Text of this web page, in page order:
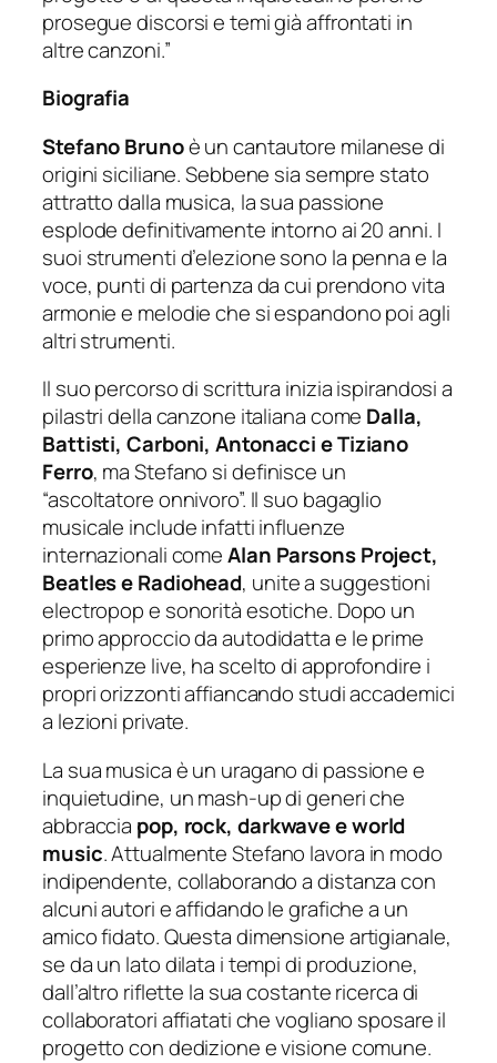
prosegue discorsi e temi già affrontati in
altre canzoni.”
Biografia
Stefano Brunoè un cantautore milanese di
origini siciliane. Sebbene sia sempre stato
attratto dalla musica, la sua passione
esplode definitivamente intorno ai 20 anni. I
suoi strumenti d’elezione sono la penna e la
voce, punti di partenza da cui prendono vita
armonie e melodie che si espandono poi agli
altri strumenti.
Il suo percorso di scrittura inizia ispirandosi a
pilastri della canzone italiana come Dalla,
Battisti, Carboni, Antonacci e Tiziano
Ferro, ma Stefano si definisce un
“ascoltatore onnivoro”. Il suo bagaglio
musicale include infatti influenze
internazionali comeAlan Parsons Project,
Beatles e Radiohead, unite a suggestioni
electropop e sonorità esotiche. Dopo un
primo approccio da autodidatta e le prime
esperienze live, ha scelto di approfondire i
propri orizzonti affiancando studi accademici
a lezioni private.
La sua musica è un uragano di passione e
inquietudine, un mash-up di generi che
abbraccia pop, rock, darkwave e world
music. Attualmente Stefano lavora in modo
indipendente, collaborando a distanza con
alcuni autori e affidando le grafiche a un
amico fidato. Questa dimensione artigianale,
se da un lato dilata i tempi di produzione,
dall’altro riflette la sua costante ricerca di
collaboratori affiatati che vogliano sposare il
progetto con dedizione e visione comune.